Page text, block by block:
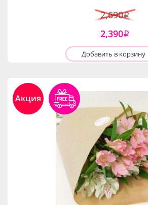
2,690i
2,390i
Добавить в корзину
Акция